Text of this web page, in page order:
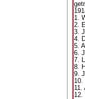
1.
2.
3.
4.
5.
6.
7.
8.
9.
10.
11.
12.